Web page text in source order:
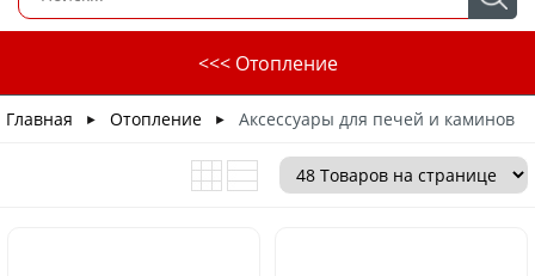
<<< Отопление
Главная ► Отопление ► Аксессуары для печей и каминов